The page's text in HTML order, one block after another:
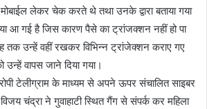
लेकर चेक करते थे तथा उनके द्वारा बताया गया
आ गई है जिस कारण पैसे का ट्रांजक्शन नहीं हो पा
तक उन्हें वहीं रखकर विभिन्न ट्रांजेक्शन कराए गए
वापस जाने दिया गया।
टेलीग्राम के माध्यम से अपने ऊपर संचालित साइबर
चंद्रा ने गुवाहाटी स्थित गैंग से संपर्क कर महिला